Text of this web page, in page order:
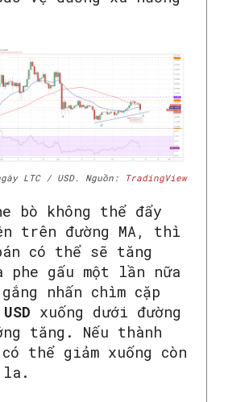
LTC / USD. Nguồn: TradingView
bò không thể đẩy
trên đường MA, thì
có thể sẽ tăng
phe gấu một lần nữa
nhấn chìm cặp
xuống dưới đường
tăng. Nếu thành
thể giảm xuống còn
la.